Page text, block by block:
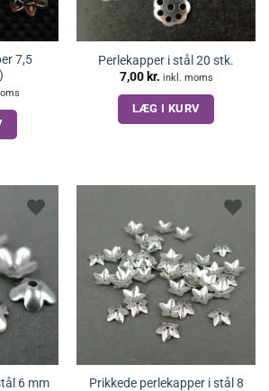
7,5
Perlekapper i stål 20 stk.
7,00 kr. inkl. moms
LÆG I KURV
6 mm
Prikkede perlekapper i stål 8